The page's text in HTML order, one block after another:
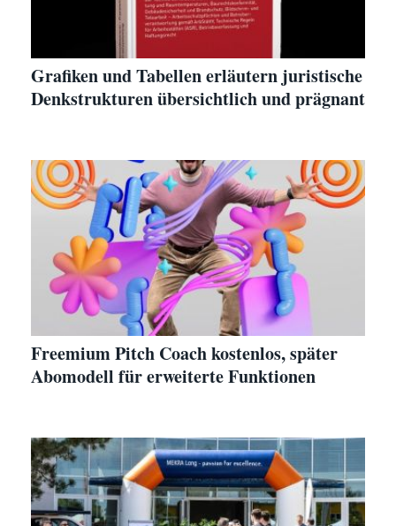
Grafiken und Tabellen erläutern juristische
Denkstrukturen übersichtlich und prägnant
Freemium Pitch Coach kostenlos, später
Abomodell für erweiterte Funktionen